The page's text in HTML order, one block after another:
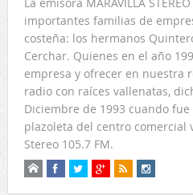
importantes familias de
costeña: los hermanos
Cerchar. Quienes en el año
empresa y ofrecer en nuestra
radio con raíces vallenatas,
Diciembre de 1993 cuando
plazoleta del centro comercial
Stereo 105.7 FM.